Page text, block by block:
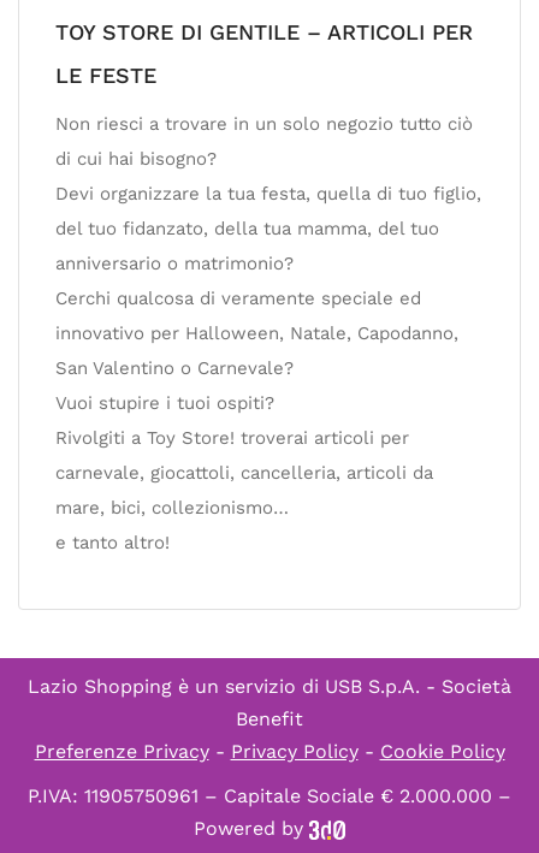
TOY STORE DI GENTILE – ARTICOLI PER
LE FESTE
Non riesci a trovare in un solo negozio tutto ciò
di cui hai bisogno?
Devi organizzare la tua festa, quella di tuo figlio,
del tuo fidanzato, della tua mamma, del tuo
anniversario o matrimonio?
Cerchi qualcosa di veramente speciale ed
innovativo per Halloween, Natale, Capodanno,
San Valentino o Carnevale?
Vuoi stupire i tuoi ospiti?
Rivolgiti a Toy Store! troverai articoli per
carnevale, giocattoli, cancelleria, articoli da
mare, bici, collezionismo…
e tanto altro!
Lazio Shopping è un servizio di USB S.p.A. - Società
Benefit
Preferenze Privacy- Privacy Policy- Cookie Policy
P.IVA: 11905750961 – Capitale Sociale € 2.000.000 –
Powered by